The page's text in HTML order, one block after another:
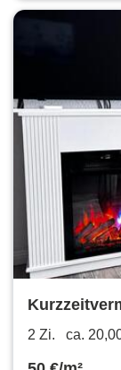
Schwerin,
2 Zi. ca.